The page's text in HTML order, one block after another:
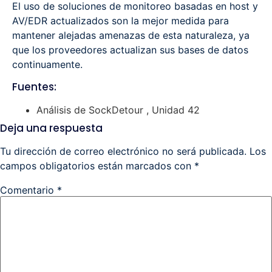
El uso de soluciones de monitoreo basadas en host y
AV/EDR actualizados son la mejor medida para
mantener alejadas amenazas de esta naturaleza, ya
que los proveedores actualizan sus bases de datos
continuamente.
Fuentes:
Análisis de SockDetour , Unidad 42
Deja una respuesta
Tu dirección de correo electrónico no será publicada. Los
campos obligatorios están marcados con *
Comentario *